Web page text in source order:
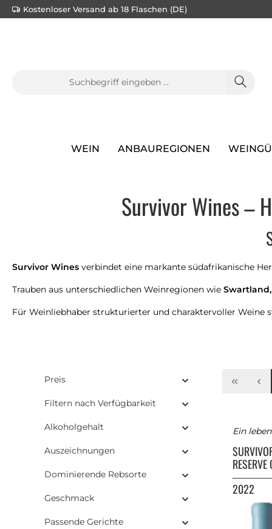
springen Zur Hauptnavigation springen
Kostenloser Versand ab 18 Flaschen (DE)
WEIN ANBAUREGIONEN
Survivor Wines –
Survivor Wines verbindet eine markante südafrikanische
Trauben aus unterschiedlichen Weinregionen wie Swartland,
Für Weinliebhaber strukturierter und charaktervoller
Preis
Filtern nach Verfügbarkeit
Alkoholgehalt
Auszeichnungen
Dominierende Rebsorte
Geschmack
Passende Gerichte
Ein
2022